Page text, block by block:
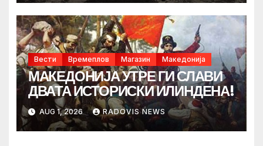
Вести Времеплов Магазин Македонија
МАКЕДОНИЈА УТРЕ ГИ СЛАВИ
ДВАТА ИСТОРИСКИ ИЛИНДЕНА!
AUG 1, 2026 RADOVIS NEWS